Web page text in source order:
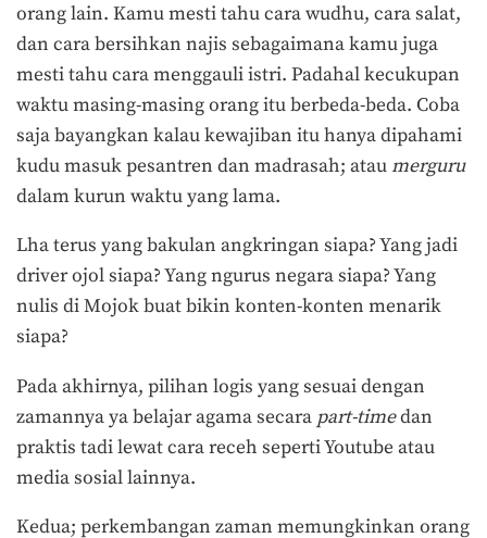
orang lain. Kamu mesti tahu cara wudhu, cara salat,
dan cara bersihkan najis sebagaimana kamu juga
mesti tahu cara menggauli istri. Padahal kecukupan
waktu masing-masing orang itu berbeda-beda. Coba
saja bayangkan kalau kewajiban itu hanya dipahami
kudu masuk pesantren dan madrasah; ataumerguru
dalam kurun waktu yang lama.
Lha terus yang bakulan angkringan siapa? Yang jadi
driver ojol siapa? Yang ngurus negara siapa? Yang
nulis di Mojok buat bikin konten-konten menarik
siapa?
Pada akhirnya, pilihan logis yang sesuai dengan
zamannya ya belajar agama secara part-timedan
praktis tadi lewat cara receh seperti Youtube atau
media sosial lainnya.
Kedua; perkembangan zaman memungkinkan orang